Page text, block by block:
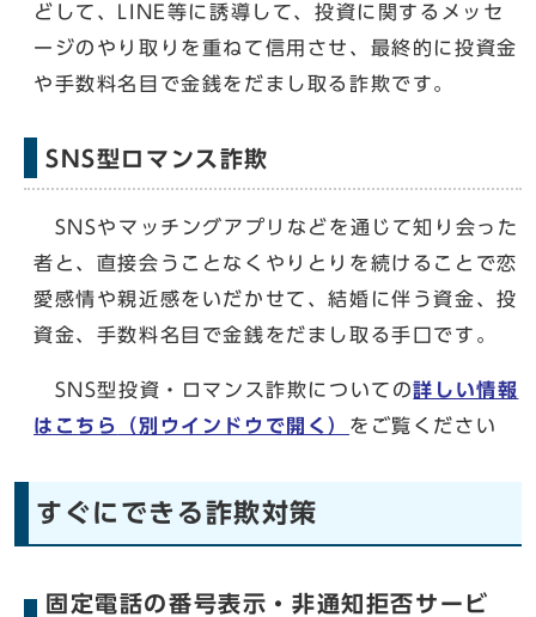
どして、LINE等に誘導して、投資に関するメッセ
ージのやり取りを重ねて信用させ、最終的に投資金
や手数料名目で金銭をだまし取る詐欺です。
SNS型ロマンス詐欺
SNSやマッチングアプリなどを通じて知り会った
者と、直接会うことなくやりとりを続けることで恋
愛感情や親近感をいだかせて、結婚に伴う資金、投
資金、手数料名目で金銭をだまし取る手口です。
SNS型投資・ロマンス詐欺についての詳しい情報
はこちら
（別ウインドウで開く） をご覧ください
すぐにできる詐欺対策
固定電話の番号表示・非通知拒否サービ